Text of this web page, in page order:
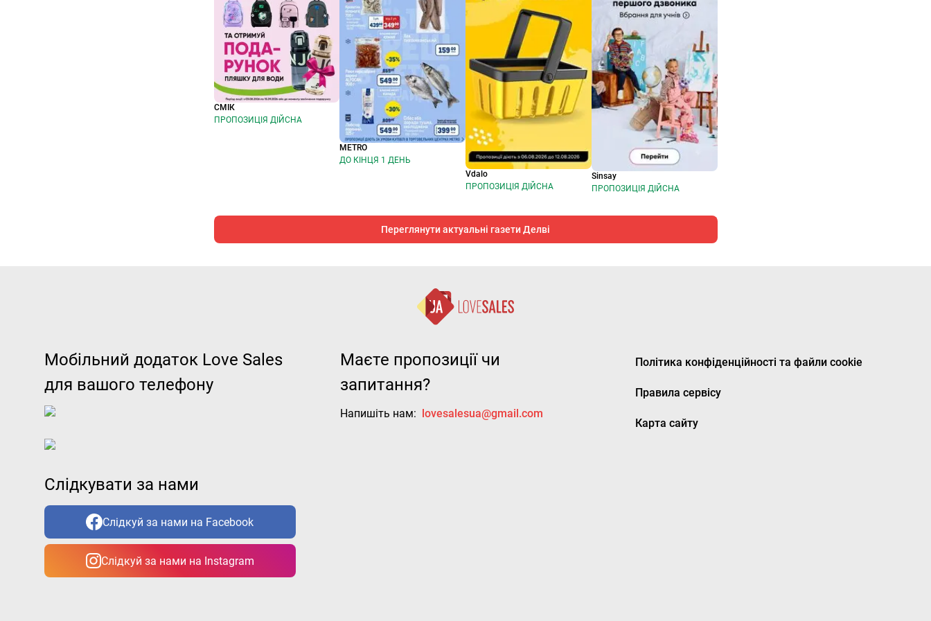
СМІК
ПРОПОЗИЦІЯ ДІЙСНА
METRO
ДО КІНЦЯ 1 ДЕНЬ
Vdalo
ПРОПОЗИЦІЯ ДІЙСНА
Sinsay
ПРОПОЗИЦІЯ ДІЙСНА
Переглянути актуальні газети Делві
Мобільний додаток Love Sales
для вашого телефону
Слідкувати за нами
Слідкуй за нами на Facebook
Слідкуй за нами на Instagram
Маєте пропозиції чи
запитання?
Напишіть нам: lovesalesua@gmail.com
Політика конфіденційності та файли cookie
Правила сервісу
Карта сайту